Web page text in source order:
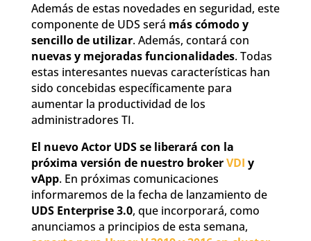
Además de estas novedades en seguridad, este
componente de UDS será más cómodo y
sencillo de utilizar. Además, contará con
nuevas y mejoradas funcionalidades. Todas
estas interesantes nuevas características han
sido concebidas específicamente para
aumentar la productividad de los
administradores TI.
El nuevo Actor UDS se liberará con la
próxima versión de nuestro brokerVDI y
vApp. En próximas comunicaciones
informaremos de la fecha de lanzamiento de
UDS Enterprise 3.0, que incorporará, como
anunciamos a principios de esta semana,